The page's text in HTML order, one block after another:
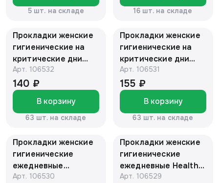
5 шт. на складе 16 шт. на складе
Прокладки женские
гигиенические на
критические дни
ночные Healthy you,
7 шт
Арт. 106532
140 ₽
В корзину
63 шт. на складе
Прокладки женские
гигиенические на
критические дни
дневные Healthy
you, 7 шт
Арт. 106531
155 ₽
В корзину
63 шт. на складе
Прокладки женские
гигиенические
ежедневные
удлиненные Healthy
Арт. 106530
Прокладки женские
гигиенические
ежедневные Healthy
you, 20 шт
Арт. 106529